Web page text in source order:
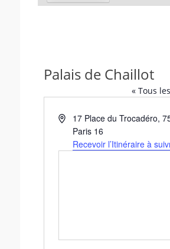
Palais de Chaillot
« Tous
A
17 Place du Trocadéro,
Paris 16
Recevoir l’Itinéraire à